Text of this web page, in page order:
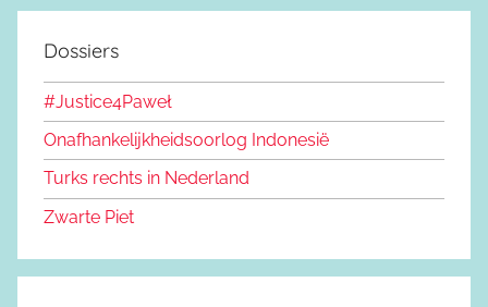
Dossiers
#Justice4Paweł
Onafhankelijkheidsoorlog Indonesië
Turks rechts in Nederland
Zwarte Piet